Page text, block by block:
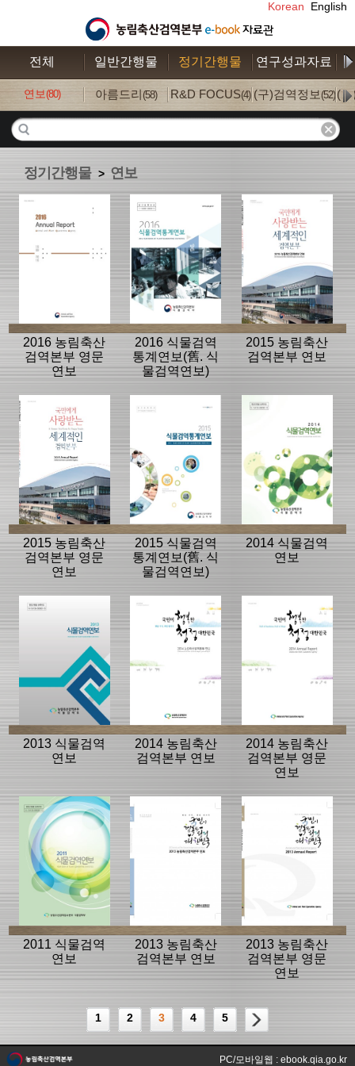
Korean English
전체 일반간행물 정기간행물 연구성과자료
연보(80) 아름드리(58) R&D FOCUS(4) (구)검역정보 (52) (
정기간행물 > 연보
2016 농림축산
검역본부 영문
연보
2016 식물검역
통계연보(舊. 식
물검역연보)
2015 농림축산
검역본부 연보
2015 농림축산
검역본부 영문
연보
2015 식물검역
통계연보(舊. 식
물검역연보)
2014 식물검역
연보
2013 식물검역
연보
2014 농림축산
검역본부 연보
2014 농림축산
검역본부 영문
연보
2011 식물검역
연보
2013 농림축산
검역본부 연보
2013 농림축산
검역본부 영문
연보
1 2 3 4 5
PC/모바일웹 : ebook.qia.go.kr